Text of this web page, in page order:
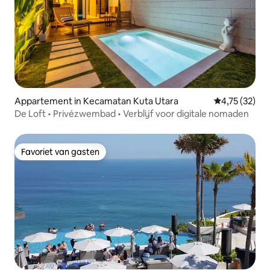
Appartement in Kecamatan Kuta Utara Gemiddelde
4,75 (32)
De Loft • Privézwembad • Verblijf voor digitale nomaden
Favoriet van gasten
Favoriet van gasten